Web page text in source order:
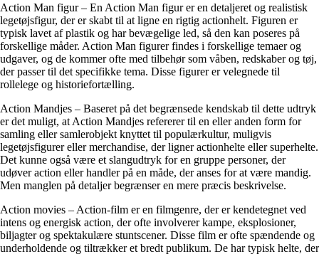
Action Man figur – En Action Man figur er en detaljeret og realistisk
legetøjsfigur, der er skabt til at ligne en rigtig actionhelt. Figuren er
typisk lavet af plastik og har bevægelige led, så den kan poseres på
forskellige måder. Action Man figurer findes i forskellige temaer og
udgaver, og de kommer ofte med tilbehør som våben, redskaber og tøj,
der passer til det specifikke tema. Disse figurer er velegnede til
rollelege og historiefortælling.
Action Mandjes – Baseret på det begrænsede kendskab til dette udtryk
er det muligt, at Action Mandjes refererer til en eller anden form for
samling eller samlerobjekt knyttet til populærkultur, muligvis
legetøjsfigurer eller merchandise, der ligner actionhelte eller superhelte.
Det kunne også være et slangudtryk for en gruppe personer, der
udøver action eller handler på en måde, der anses for at være mandig.
Men manglen på detaljer begrænser en mere præcis beskrivelse.
Action movies – Action-film er en filmgenre, der er kendetegnet ved
intens og energisk action, der ofte involverer kampe, eksplosioner,
biljagter og spektakulære stuntscener. Disse film er ofte spændende og
underholdende og tiltrækker et bredt publikum. De har typisk helte, der